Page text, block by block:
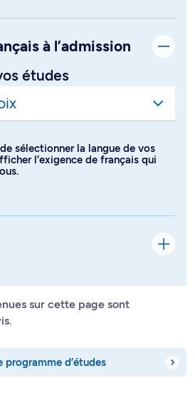
à l’admission
études
sélectionner la langue de vos
l’exigence de français qui
sur cette page sont
programme d’études